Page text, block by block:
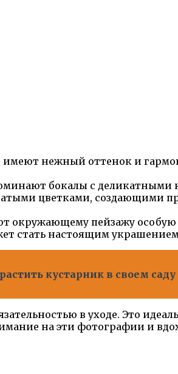
имеют нежный оттенок и
бокалы с деликатными
цветками, создающими
окружающему пейзажу особую
стать настоящим
кустарник в своем
в уходе. Это
на эти фотографии и